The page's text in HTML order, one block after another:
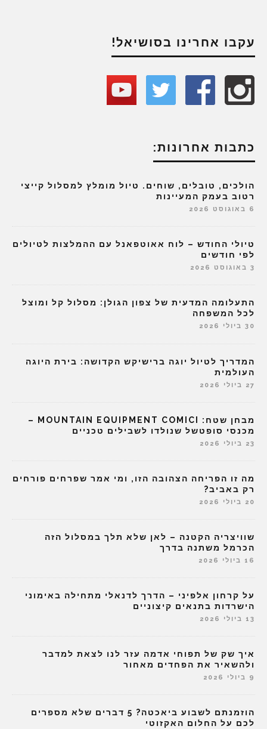
עקבו אחרינו בסושיאל!
כתבות אחרונות:
הולכים, טובלים, שוחים. טיול מומלץ למסלול קייצי
רטוב בעמק המעיינות
6 באוגוסט 2026
טיולי החודש – לוח אאוטפאנל עם ההמלצות לטיולים
לפי חודשים
3 באוגוסט 2026
התעלומה המדעית של צפון הגולן: מסלול קל ומוצל
לכל המשפחה
30 ביולי 2026
המדריך לטיול יוגה ברישיקש הקדושה: בירת היוגה
העולמית
27 ביולי 2026
מבחן שטח: MOUNTAIN EQUIPMENT COMICI –
מכנסי סופטשל שנולדו לשבילים טכניים
23 ביולי 2026
מה זו הפריחה הצהובה הזו, ומי אמר שפרחים פורחים
רק באביב?
20 ביולי 2026
שוויצריה הקטנה – לאן שלא תלך במסלול הזה
הכרמל משתנה בדרך
16 ביולי 2026
על קרחון אלפיני – הדרך לדנאלי מתחילה באימוני
הישרדות בתנאים קיצוניים
13 ביולי 2026
איך שק של תפוחי אדמה עזר לנו לצאת למדבר
ולהשאיר את הפחדים מאחור
9 ביולי 2026
הוזמנתם לשבוע ביאכטה? 5 דברים שלא מספרים
לכם על החלום האקזוטי